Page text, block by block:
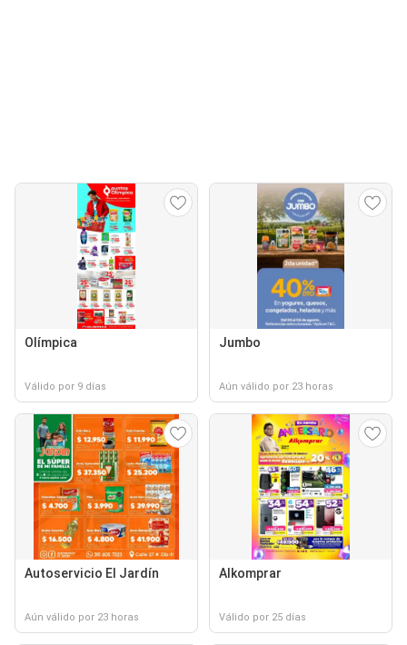
Olímpica
Válido por 9 días
Jumbo
Aún válido por 23 horas
Autoservicio El Jardín
Aún válido por 23 horas
Alkomprar
Válido por 25 días